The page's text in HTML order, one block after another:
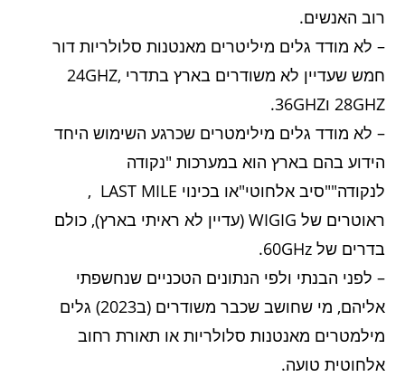
רוב האנשים.
– לא מודד גלים מיליטרים מאנטנות סלולריות דור
חמש שעדיין לא משודרים בארץ בתדרי 24GHZ,
28GHZ ו36GHZ.
– לא מודד גלים מילימטרים שכרגע השימוש היחד
הידוע בהם בארץ הוא במערכות "נקודה
לנקודה""סיב אלחוטי"או בכינוי LAST MILE ,
ראוטרים של WIGIG (עדיין לא ראיתי בארץ), כולם
בדרים של 60GHz.
– לפני הבנתי ולפי הנתונים הטכניים שנחשפתי
אליהם, מי שחושב שכבר משודרים (ב2023) גלים
מילמטרים מאנטנות סלולריות או תאורת רחוב
אלחוטית טועה.